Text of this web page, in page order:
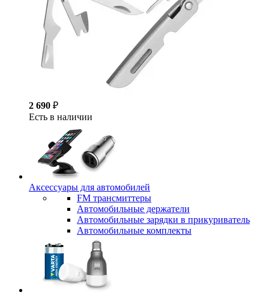
2 690 ₽
Есть в наличии
Аксессуары для автомобилей
FM трансмиттеры
Автомобильные держатели
Автомобильные зарядки в прикуриватель
Автомобильные комплекты